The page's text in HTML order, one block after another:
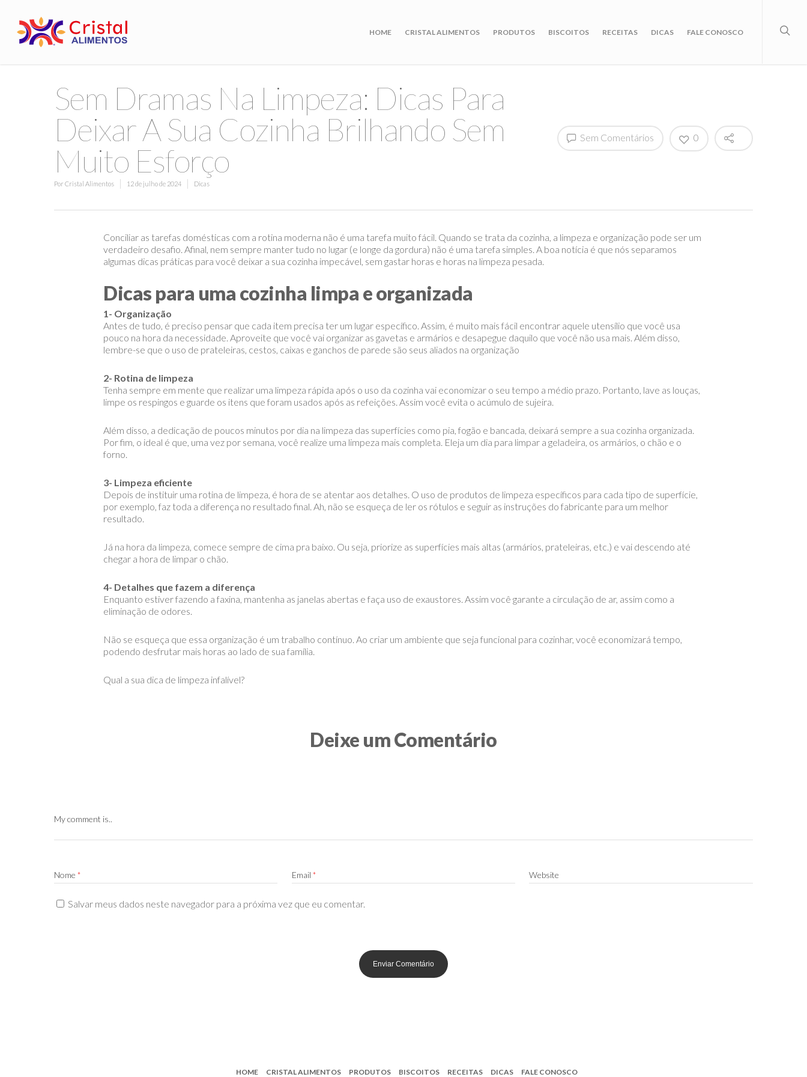
HOME CRISTAL ALIMENTOS PRODUTOS BISCOITOS RECEITAS DICAS FALE CONOSCO
Sem Dramas Na Limpeza: Dicas Para
Deixar A Sua Cozinha Brilhando Sem
Muito Esforço
PorCristal Alimentos 12 de julho de 2024 Dicas
Sem Comentários 0
Conciliar as tarefas domésticas com a rotina moderna não é uma tarefa muito fácil. Quando se trata da cozinha, a limpeza e organização pode ser um
verdadeiro desafio. Afinal, nem sempre manter tudo no lugar (e longe da gordura) não é uma tarefa simples. A boa notícia é que nós separamos
algumas dicas práticas para você deixar a sua cozinha impecável, sem gastar horas e horas na limpeza pesada.
Dicas para uma cozinha limpa e organizada
1- Organização
Antes de tudo, é preciso pensar que cada item precisa ter um lugar específico. Assim, é muito mais fácil encontrar aquele utensílio que você usa
pouco na hora da necessidade. Aproveite que você vai organizar as gavetas e armários e desapegue daquilo que você não usa mais. Além disso,
lembre-se que o uso de prateleiras, cestos, caixas e ganchos de parede são seus aliados na organização
2- Rotina de limpeza
Tenha sempre em mente que realizar uma limpeza rápida após o uso da cozinha vai economizar o seu tempo a médio prazo. Portanto, lave as louças,
limpe os respingos e guarde os itens que foram usados após as refeições. Assim você evita o acúmulo de sujeira.
Além disso, a dedicação de poucos minutos por dia na limpeza das superfícies como pia, fogão e bancada, deixará sempre a sua cozinha organizada.
Por fim, o ideal é que, uma vez por semana, você realize uma limpeza mais completa. Eleja um dia para limpar a geladeira, os armários, o chão e o
forno.
3- Limpeza eficiente
Depois de instituir uma rotina de limpeza, é hora de se atentar aos detalhes. O uso de produtos de limpeza específicos para cada tipo de superfície,
por exemplo, faz toda a diferença no resultado final. Ah, não se esqueça de ler os rótulos e seguir as instruções do fabricante para um melhor
resultado.
Já na hora da limpeza, comece sempre de cima pra baixo. Ou seja, priorize as superfícies mais altas (armários, prateleiras, etc.) e vai descendo até
chegar a hora de limpar o chão.
4- Detalhes que fazem a diferença
Enquanto estiver fazendo a faxina, mantenha as janelas abertas e faça uso de exaustores. Assim você garante a circulação de ar, assim como a
eliminação de odores.
Não se esqueça que essa organização é um trabalho contínuo. Ao criar um ambiente que seja funcional para cozinhar, você economizará tempo,
podendo desfrutar mais horas ao lado de sua família.
Qual a sua dica de limpeza infalível?
Deixe um Comentário
My comment is..
Nome * Email * Website
Salvar meus dados neste navegador para a próxima vez que eu comentar.
HOME CRISTAL ALIMENTOS PRODUTOS BISCOITOS RECEITAS DICAS FALE CONOSCO